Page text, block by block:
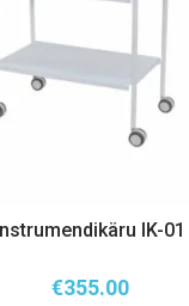
IK-01
€355.00